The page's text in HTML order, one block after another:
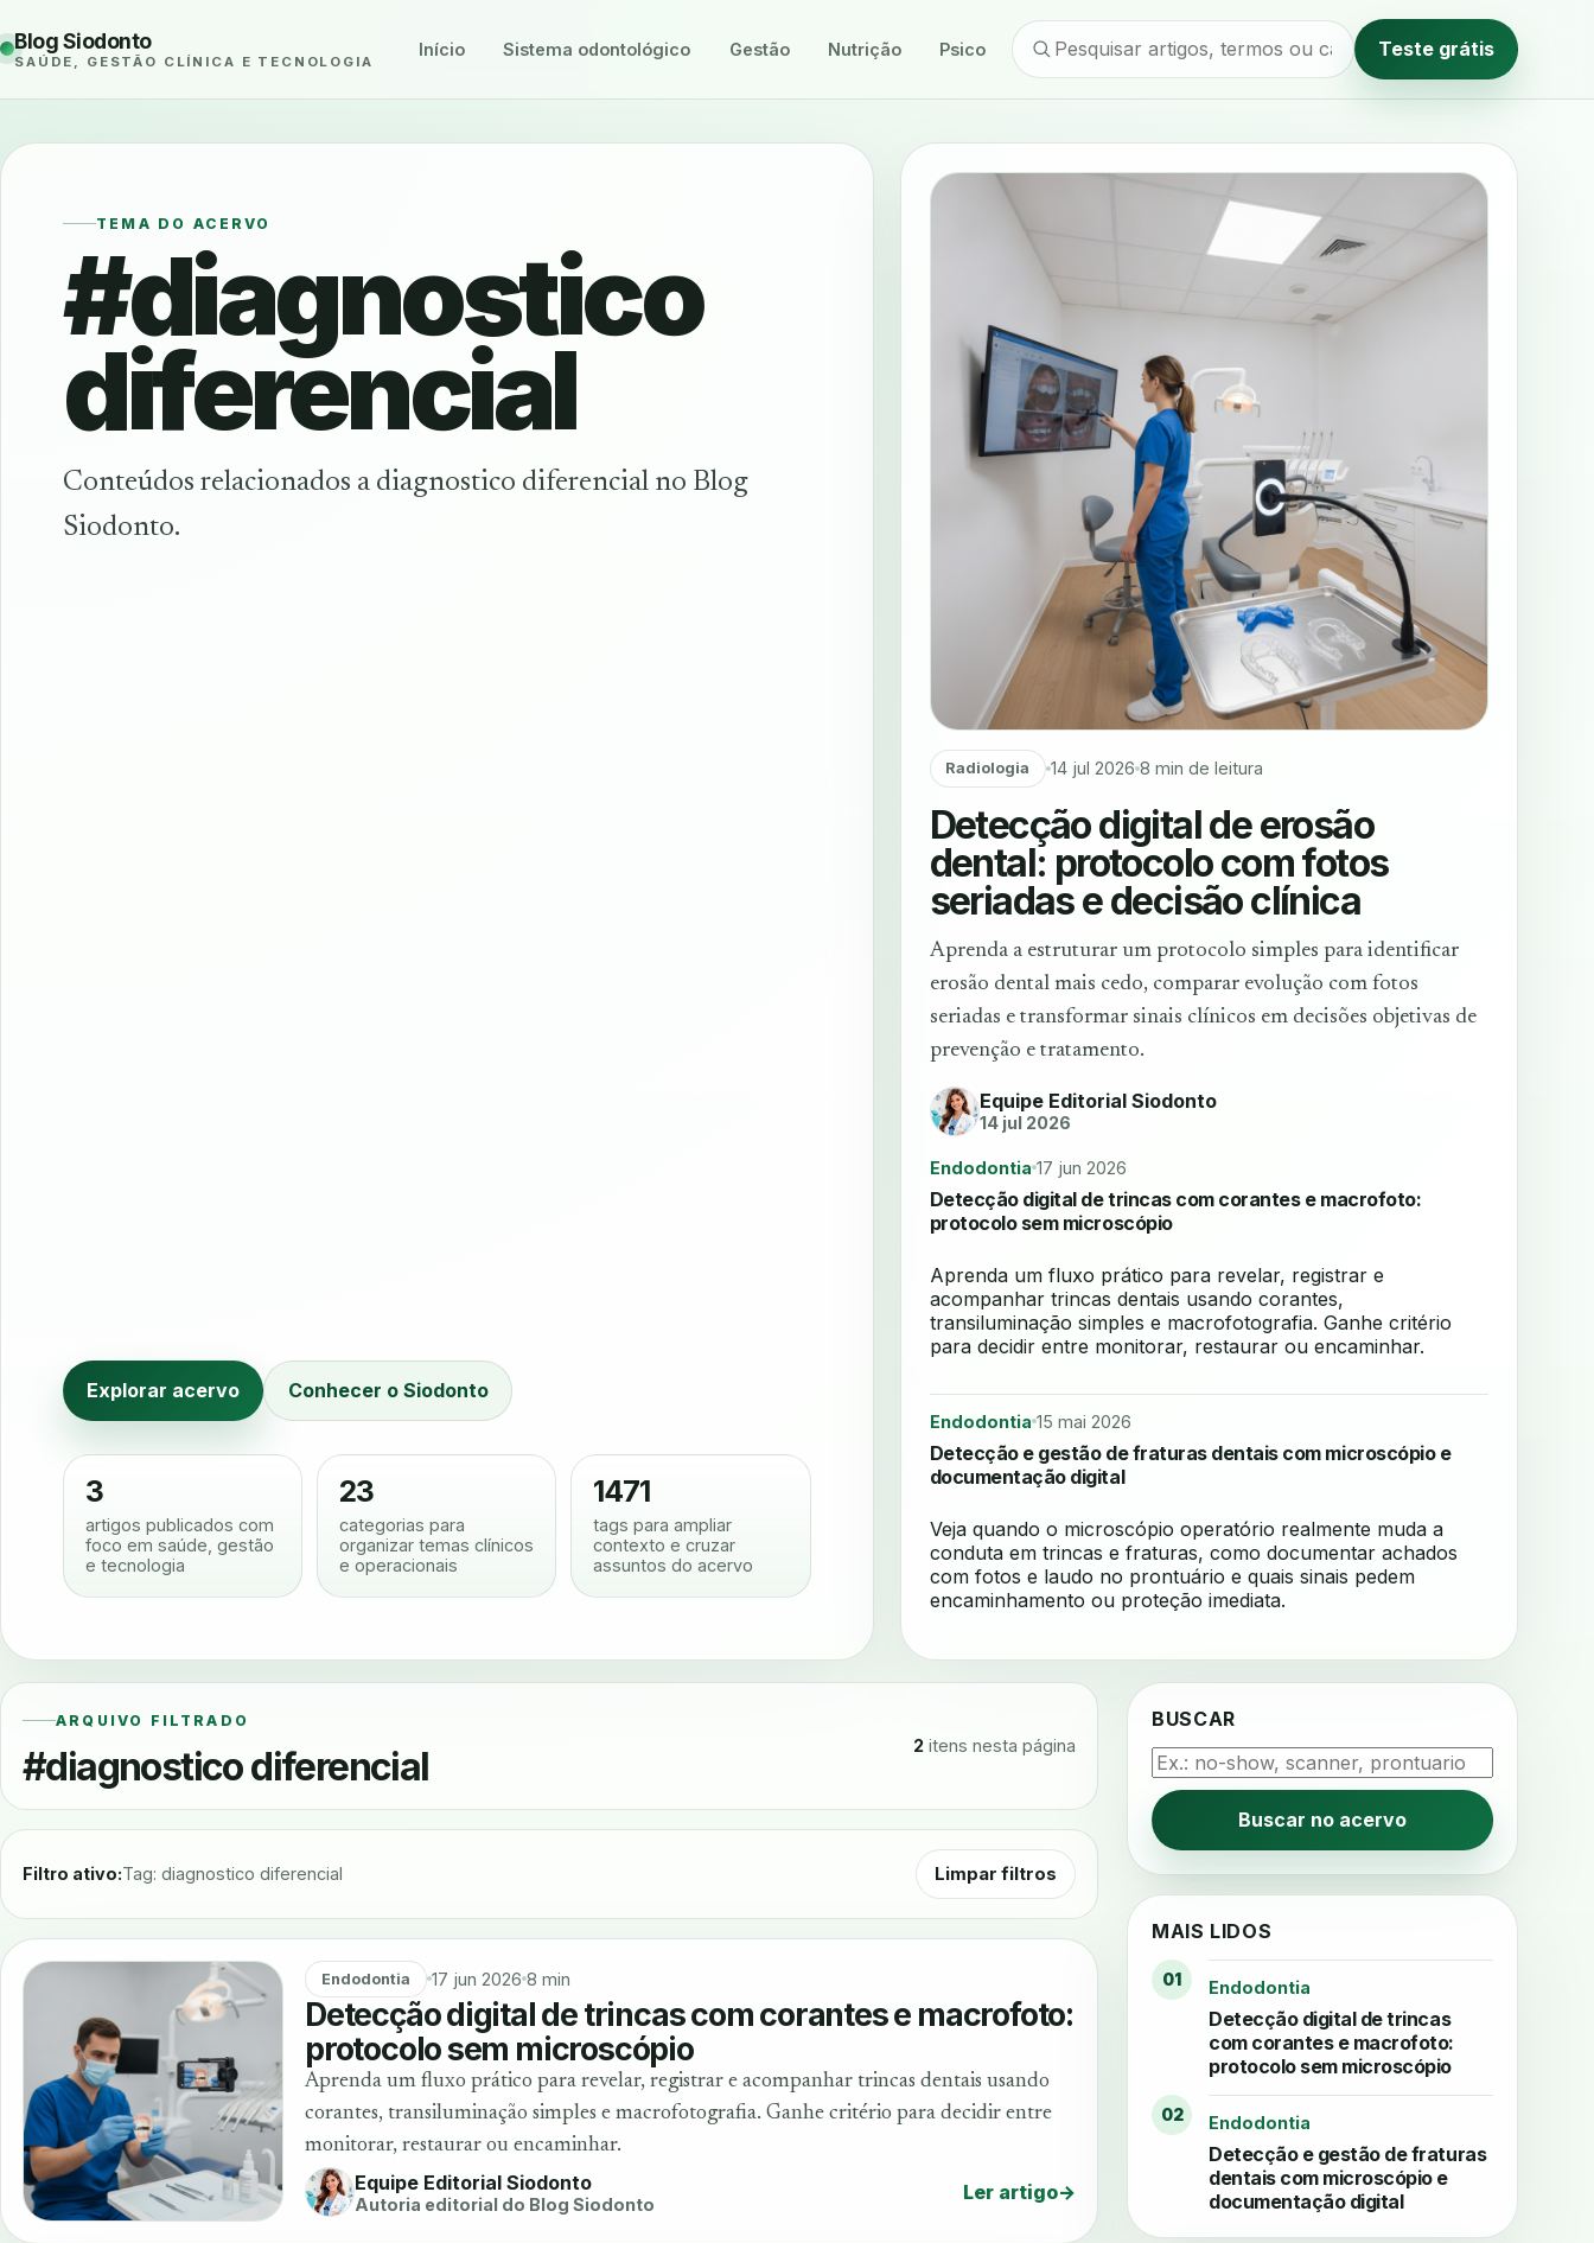
Blog Siodonto
SAÚDE, GESTÃO CLÍNICA E TECNOLOGIA
Início Sistema odontológico Gestão Nutrição Psicologia Método editorial Teste grátis
TEMA DO ACERVO
#diagnostico
diferencial
Conteúdos relacionados a diagnostico diferencial no Blog
Siodonto.
Explorar acervo Conhecer o Siodonto
3
artigos publicados com
foco em saúde, gestão
e tecnologia
23
categorias para
organizar temas clínicos
e operacionais
1471
tags para ampliar
contexto e cruzar
assuntos do acervo
Radiologia 14 jul 2026 8 min de leitura
Detecção digital de erosão
dental: protocolo com fotos
seriadas e decisão clínica
Aprenda a estruturar um protocolo simples para identificar
erosão dental mais cedo, comparar evolução com fotos
seriadas e transformar sinais clínicos em decisões objetivas de
prevenção e tratamento.
Equipe Editorial Siodonto
14 jul 2026
Endodontia 17 jun 2026
Detecção digital de trincas com corantes e macrofoto:
protocolo sem microscópio
Aprenda um fluxo prático para revelar, registrar e
acompanhar trincas dentais usando corantes,
transiluminação simples e macrofotografia. Ganhe critério
para decidir entre monitorar, restaurar ou encaminhar.
Endodontia 15 mai 2026
Detecção e gestão de fraturas dentais com microscópio e
documentação digital
Veja quando o microscópio operatório realmente muda a
conduta em trincas e fraturas, como documentar achados
com fotos e laudo no prontuário e quais sinais pedem
encaminhamento ou proteção imediata.
ARQUIVO FILTRADO
#diagnostico diferencial 2 itens nesta página
Filtro ativo:Tag: diagnostico diferencial Limpar filtros
Endodontia 17 jun 2026 8 min
Detecção digital de trincas com corantes e macrofoto:
protocolo sem microscópio
Aprenda um fluxo prático para revelar, registrar e acompanhar trincas dentais usando
corantes, transiluminação simples e macrofotografia. Ganhe critério para decidir entre
monitorar, restaurar ou encaminhar.
Equipe Editorial Siodonto
Autoria editorial do Blog Siodonto Ler artigo→
BUSCAR
Buscar no acervo
MAIS LIDOS
01 Endodontia
Detecção digital de trincas
com corantes e macrofoto:
protocolo sem microscópio
02 Endodontia
Detecção e gestão de fraturas
dentais com microscópio e
documentação digital